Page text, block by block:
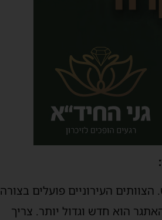
העירוניים פועלים בצורה
הוא חדש וגדול יותר. צריך